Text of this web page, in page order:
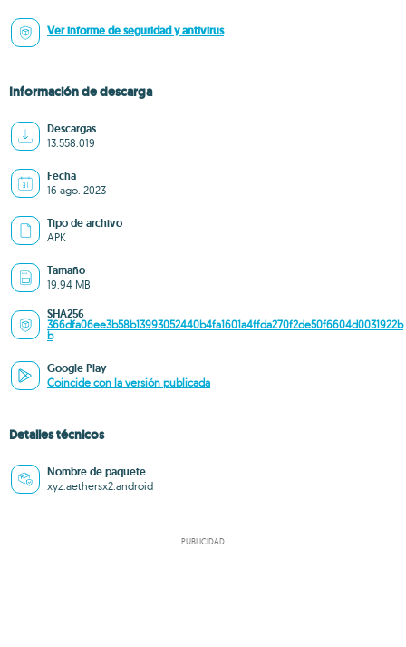
Ver informe de seguridad y antivirus
Información de descarga
Descargas
13.558.019
Fecha
16 ago. 2023
Tipo de archivo
APK
Tamaño
19.94 MB
SHA256
366dfa06ee3b58b13993052440b4fa1601a4ffda270f2de50f6604d0031922b
b
Google Play
Coincide con la versión publicada
Detalles técnicos
Nombre de paquete
xyz.aethersx2.android
PUBLICIDAD